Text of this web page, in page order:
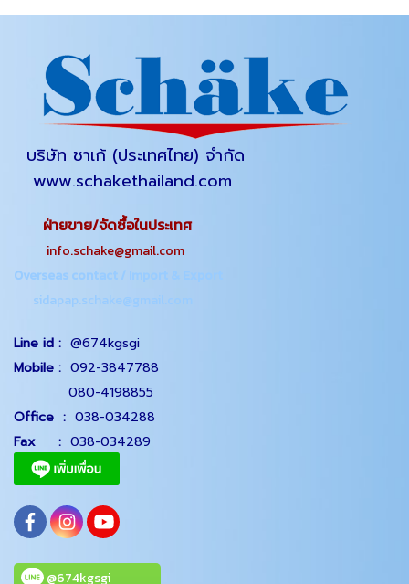
บริษัท ชาเก้ (ประเทศไทย) จำกัด
www.schakethailand.com
ฝ่ายขาย/จัดซื้อในประเทศ
info.schake@gmail.com
Overseas contact / Import & Export
sidapap.schake@gmail.com
Line id : @674kgsgi
Mobile : 092-3847788
080-4198855
Office : 038-034288
Fax : 038-034289
@674kgsgi